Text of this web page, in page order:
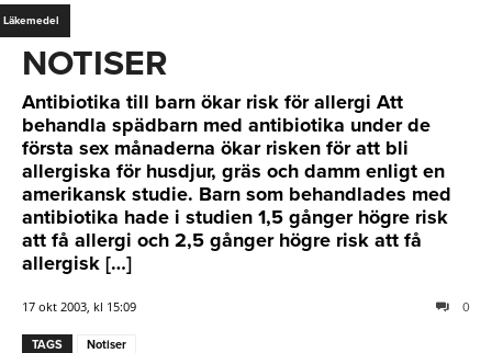
Läkemedel
NOTISER
Antibiotika till barn ökar risk för allergi Att
behandla spädbarn med antibiotika under de
första sex månaderna ökar risken för att bli
allergiska för husdjur, gräs och damm enligt en
amerikansk studie. Barn som behandlades med
antibiotika hade i studien 1,5 gånger högre risk
att få allergi och 2,5 gånger högre risk att få
allergisk […]
17 okt 2003, kl 15:09 0
TAGS Notiser